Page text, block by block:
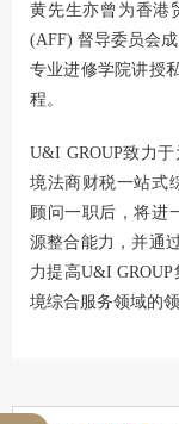
黄先生亦曾为香港
(AFF) 督导委员会
专业进修学院讲授
程。
U&I GROUP致力
境法商财税一站式
顾问一职后，将进
源整合能力，并通
力提高U&I
境综合服务领域的领